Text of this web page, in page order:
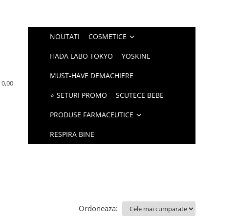
0,00
NOUTATI COSMETICE
HADA LABO TOKYO YOSKINE
MUST-HAVE DEMACHIERE
⭐ SETURI PROMO SCUTECE BEBE
PRODUSE FARMACEUTICE
RESPIRA BINE
Ordoneaza: